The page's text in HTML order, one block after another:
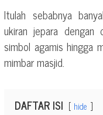
Itulah sebabnya
ukiran jepara dengan
simbol agamis hingga
mimbar masjid.
DAFTAR ISI hide